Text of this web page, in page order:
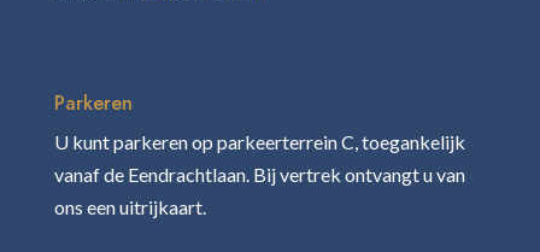
Parkeren
U kunt parkeren op parkeerterrein C, toegankelijk
vanaf de Eendrachtlaan. Bij vertrek ontvangt u van
ons een uitrijkaart.